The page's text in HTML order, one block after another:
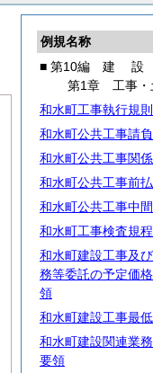
例規名称
■ 第10編 建 設
第1章 工事・
和水町工事執行規則
和水町公共工事請
和水町公共工事関
和水町公共工事前
和水町公共工事中
和水町工事検査規程
和水町建設工事及
務等委託の予定価
領
和水町建設工事最
和水町建設関連業
要領